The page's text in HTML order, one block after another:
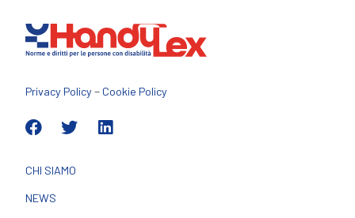
Privacy Policy– Cookie Policy
CHI SIAMO
NEWS